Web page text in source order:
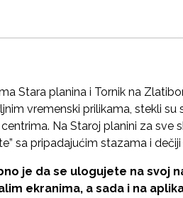
Stara planina i Tornik na
vremenski prilikama, stekli su
Na Staroj planini za sve
sa pripadajućim stazama i dečiji
je da se ulogujete na svoj
ekranima, a sada i na